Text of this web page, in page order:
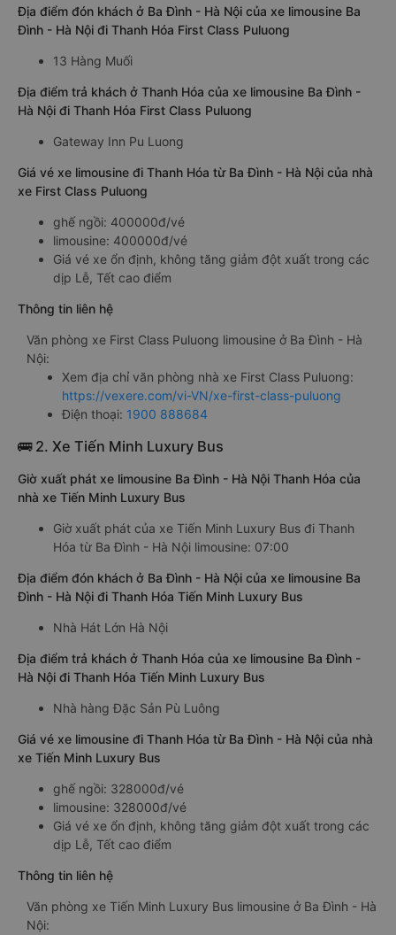
Địa điểm đón khách ở Ba Đình - Hà Nội của xe limousine Ba
Đình - Hà Nội đi Thanh Hóa First Class Puluong
13 Hàng Muối
Địa điểm trả khách ở Thanh Hóa của xe limousine Ba Đình -
Hà Nội đi Thanh Hóa First Class Puluong
Gateway Inn Pu Luong
Giá vé xe limousine đi Thanh Hóa từ Ba Đình - Hà Nội của nhà
xe First Class Puluong
ghế ngồi: 400000đ/vé
limousine: 400000đ/vé
Giá vé xe ổn định, không tăng giảm đột xuất trong các
dịp Lễ, Tết cao điểm
Thông tin liên hệ
Văn phòng xe First Class Puluong limousine ở Ba Đình - Hà
Nội:
Xem địa chỉ văn phòng nhà xe First Class Puluong:
https://vexere.com/vi-VN/xe-first-class-puluong
Điện thoại: 1900 888684
🚌 2. Xe Tiến Minh Luxury Bus
Giờ xuất phát xe limousine Ba Đình - Hà Nội Thanh Hóa của
nhà xe Tiến Minh Luxury Bus
Giờ xuất phát của xe Tiến Minh Luxury Bus đi Thanh
Hóa từ Ba Đình - Hà Nội limousine: 07:00
Địa điểm đón khách ở Ba Đình - Hà Nội của xe limousine Ba
Đình - Hà Nội đi Thanh Hóa Tiến Minh Luxury Bus
Nhà Hát Lớn Hà Nội
Địa điểm trả khách ở Thanh Hóa của xe limousine Ba Đình -
Hà Nội đi Thanh Hóa Tiến Minh Luxury Bus
Nhà hàng Đặc Sản Pù Luông
Giá vé xe limousine đi Thanh Hóa từ Ba Đình - Hà Nội của nhà
xe Tiến Minh Luxury Bus
ghế ngồi: 328000đ/vé
limousine: 328000đ/vé
Giá vé xe ổn định, không tăng giảm đột xuất trong các
dịp Lễ, Tết cao điểm
Thông tin liên hệ
Văn phòng xe Tiến Minh Luxury Bus limousine ở Ba Đình - Hà
Nội: